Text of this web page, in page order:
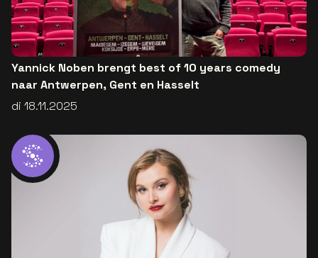
Yannick Noben brengt best of 10 years comedy
naar Antwerpen, Gent en Hasselt
di 18.11.2025